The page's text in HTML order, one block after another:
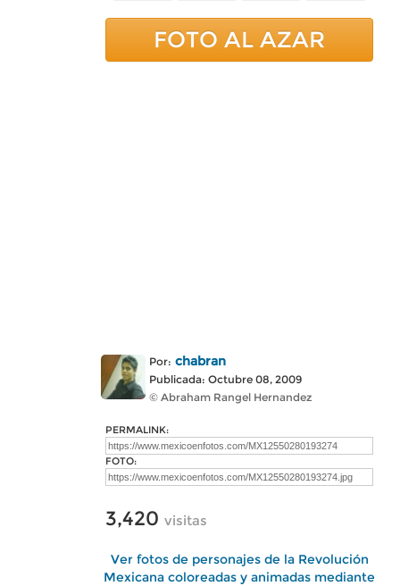
FOTO AL AZAR
Por: chabran
Publicada: Octubre 08, 2009
© Abraham Rangel Hernandez
PERMALINK:
FOTO:
3,420 visitas
Ver fotos de personajes de la Revolución
Mexicana coloreadas y animadas mediante